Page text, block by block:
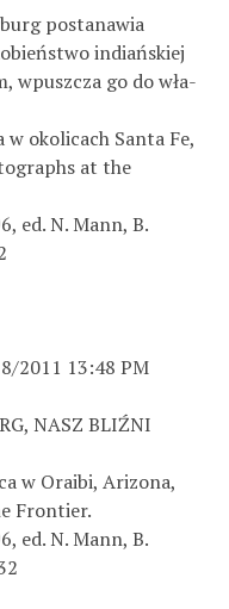
postanawia
indiańskiej
wpuszcza go do wła-
okolicach Santa Fe,
at the
ed. N. Mann, B.
2011 13:48 PM
NASZ BLIŹNI
w Oraibi, Arizona,
Frontier.
ed. N. Mann, B.